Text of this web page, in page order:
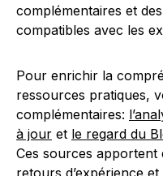
complémentaires et
compatibles avec les
Pour enrichir la
ressources pratiques,
complémentaires:
à jour et le regard du
Ces sources apportent
retours d’expérience